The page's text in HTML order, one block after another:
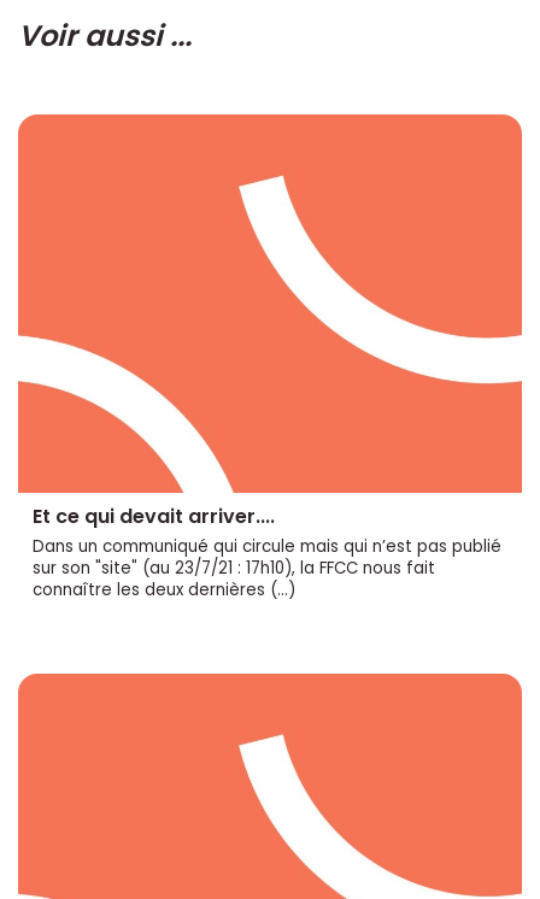
Voir aussi ...
Et ce qui devait arriver....
Dans un communiqué qui circule mais qui n’est pas publié
sur son "site" (au 23/7/21 : 17h10), la FFCC nous fait
connaître les deux dernières (…)